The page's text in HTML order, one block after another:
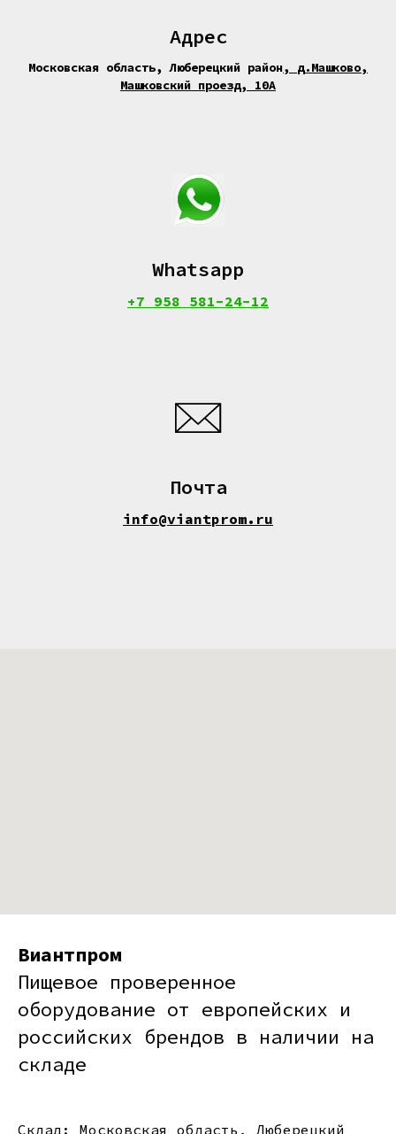
Адрес
Московская область, Люберецкий район, д.Машково,
Машковский проезд, 10А
Whatsapp
+7 958 581-24-12
Почта
info@viantprom.ru
Виантпром
Пищевое проверенное
оборудование от европейских и
российских брендов в наличии на
складе
Склад: Московская область, Люберецкий